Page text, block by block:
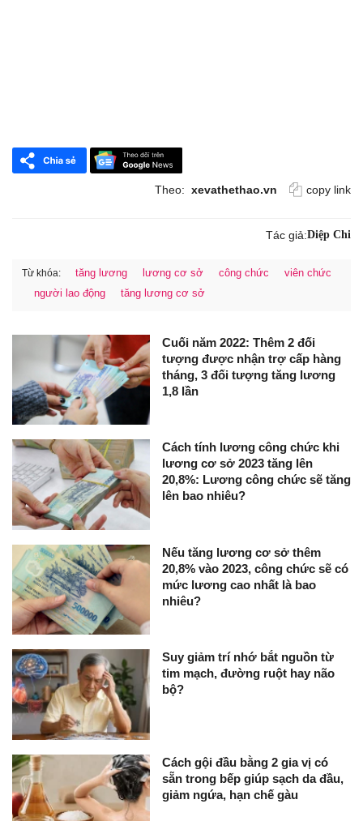
Theo: xevathethao.vn copy link
Tác giả:Diệp Chi
Từ khóa: tăng lương lương cơ sở công chức
viên chức
người lao động
tăng lương cơ sở
Cuối năm 2022: Thêm 2 đối
tượng được nhận trợ cấp hàng
tháng, 3 đối tượng tăng lương
1,8 lần
Cách tính lương công chức khi
lương cơ sở 2023 tăng lên
20,8%: Lương công chức sẽ tăng
lên bao nhiêu?
Nếu tăng lương cơ sở thêm
20,8% vào 2023, công chức sẽ có
mức lương cao nhất là bao
nhiêu?
Suy giảm trí nhớ bắt nguồn từ
tim mạch, đường ruột hay não
bộ?
Cách gội đầu bằng 2 gia vị có
sẵn trong bếp giúp sạch da đầu,
giảm ngứa, hạn chế gàu